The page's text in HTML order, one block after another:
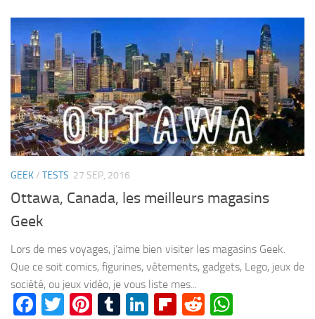
GEEK/ TESTS 27 SEP, 2016
Ottawa, Canada, les meilleurs magasins
Geek
Lors de mes voyages, j’aime bien visiter les magasins Geek.
Que ce soit comics, figurines, vêtements, gadgets, Lego, jeux de
société, ou jeux vidéo, je vous liste mes...
Facebook
Twitter
Pinterest
Tumblr
LinkedIn
Flipboard
Reddit